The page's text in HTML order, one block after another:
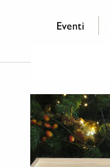
Eventi